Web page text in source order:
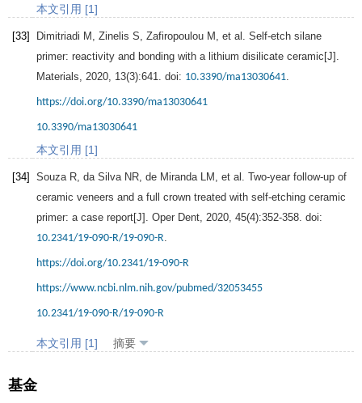
本文引用 [1]
[33] Dimitriadi M Zinelis S Zafiropoulou M , et al. Self-etch silane
primer: reactivity and bonding with a lithium disilicate ceramic[J].
Materials
2020 13(3):641. doi: 10.3390/ma13030641
https://doi.org/10.3390/ma13030641
10.3390/ma13030641
本文引用 [1]
[34] Souza R da Silva NR de Miranda LM , et al. Two-year follow-up of
ceramic veneers and a full crown treated with self-etching ceramic
primer: a case report[J]. Oper Dent 2020 45(4):352-358. doi:
10.2341/19-090-R/19-090-R
https://doi.org/10.2341/19-090-R
https://www.ncbi.nlm.nih.gov/pubmed/32053455
10.2341/19-090-R/19-090-R
本文引用 [1] 摘要
基金